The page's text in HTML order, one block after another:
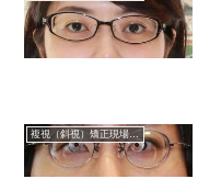
複視（斜視）矯正現場より